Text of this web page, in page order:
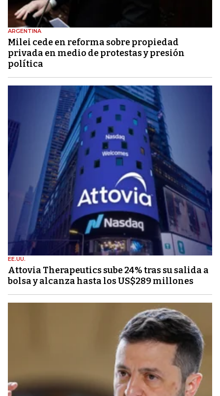
ARGENTINA
Milei cede en reforma sobre propiedad
privada en medio de protestas y presión
política
EE.UU.
Attovia Therapeutics sube 24% tras su salida a
bolsa y alcanza hasta los US$289 millones